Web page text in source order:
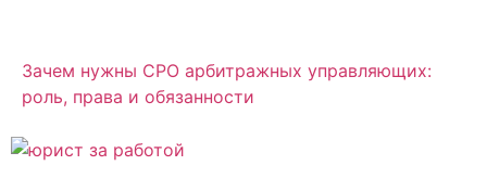
Зачем нужны СРО арбитражных управляющих:
роль, права и обязанности